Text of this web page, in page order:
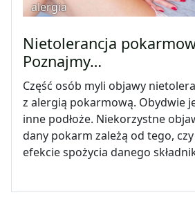
alergia
Nietolerancja
Poznajmy…
Część osób myli objawy
z alergią pokarmową. Obydwie
inne podłoże. Niekorzystne
dany pokarm zależą od tego,
efekcie spożycia danego